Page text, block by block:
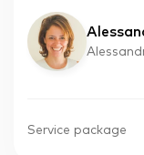
Service package